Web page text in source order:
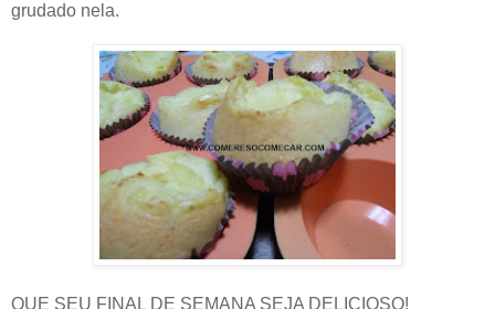
grudado nela.
QUE SEU FINAL DE SEMANA SEJA DELICIOSO!